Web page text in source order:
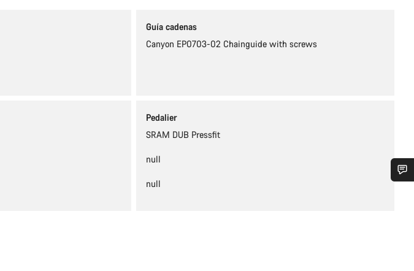
Guía cadenas
Canyon EP0703-02 Chainguide with screws
Pedalier
SRAM DUB Pressfit
null
null